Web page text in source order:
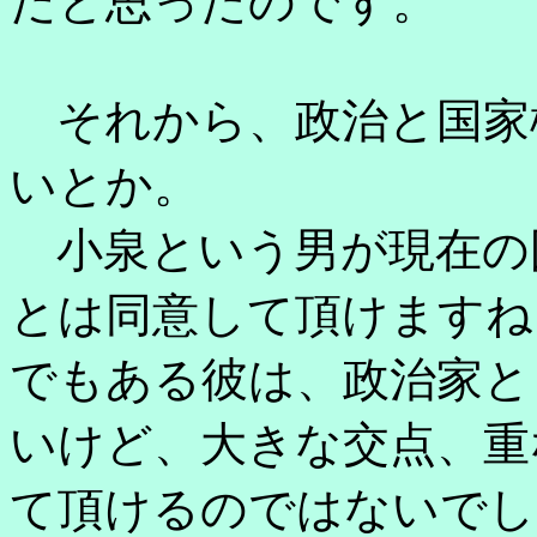
それから、政治と国
いとか。
小泉という男が現在
とは同意して頂けます
でもある彼は、政治家
いけど、大きな交点、
て頂けるのではないで